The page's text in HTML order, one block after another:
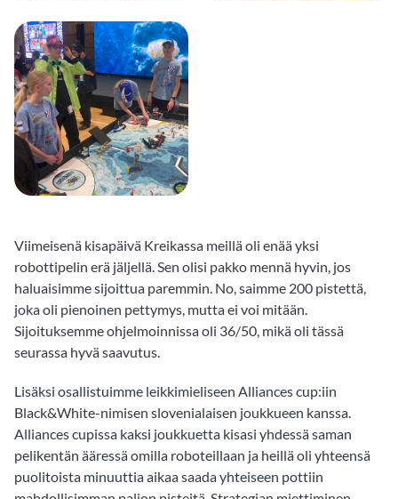
Viimeisenä kisapäivä Kreikassa meillä oli enää yksi
robottipelin erä jäljellä. Sen olisi pakko mennä hyvin, jos
haluaisimme sijoittua paremmin. No, saimme 200 pistettä,
joka oli pienoinen pettymys, mutta ei voi mitään.
Sijoituksemme ohjelmoinnissa oli 36/50, mikä oli tässä
seurassa hyvä saavutus.
Lisäksi osallistuimme leikkimieliseen Alliances cup:iin
Black&White-nimisen slovenialaisen joukkueen kanssa.
Alliances cupissa kaksi joukkuetta kisasi yhdessä saman
pelikentän ääressä omilla roboteillaan ja heillä oli yhteensä
puolitoista minuuttia aikaa saada yhteiseen pottiin